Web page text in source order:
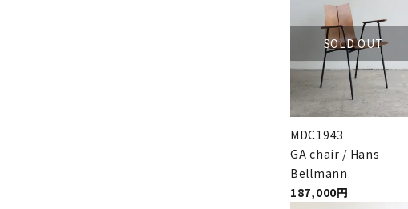
SOLD OUT
MDC1943
GA chair / Hans
Bellmann
187,000円